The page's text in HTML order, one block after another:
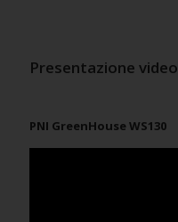
Presentazione video
PNI GreenHouse WS130